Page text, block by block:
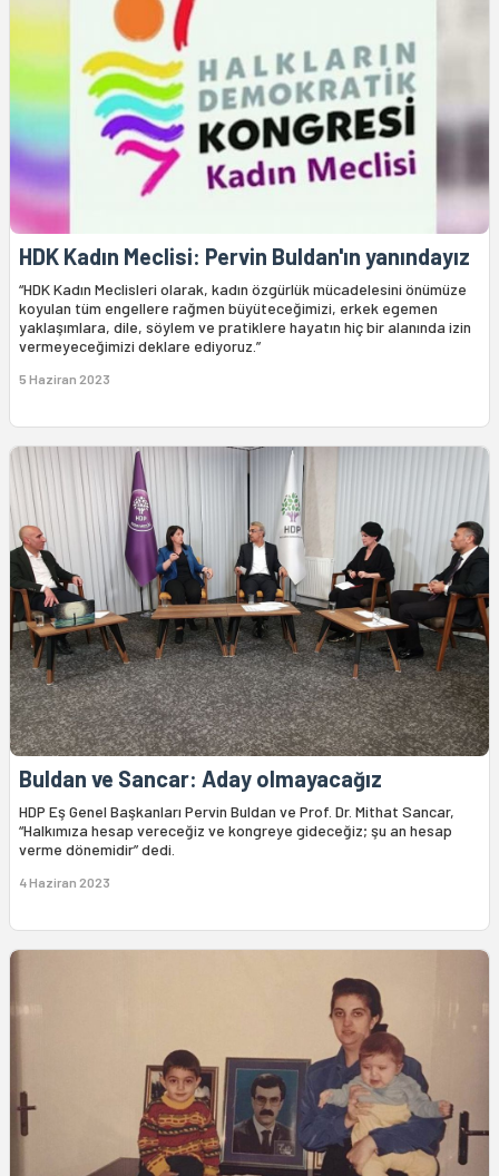
HDK Kadın Meclisi: Pervin Buldan'ın yanındayız
“HDK Kadın Meclisleri olarak, kadın özgürlük mücadelesini önümüze
koyulan tüm engellere rağmen büyüteceğimizi, erkek egemen
yaklaşımlara, dile, söylem ve pratiklere hayatın hiç bir alanında izin
vermeyeceğimizi deklare ediyoruz.”
5 Haziran 2023
Buldan ve Sancar: Aday olmayacağız
HDP Eş Genel Başkanları Pervin Buldan ve Prof. Dr. Mithat Sancar,
“Halkımıza hesap vereceğiz ve kongreye gideceğiz; şu an hesap
verme dönemidir” dedi.
4 Haziran 2023